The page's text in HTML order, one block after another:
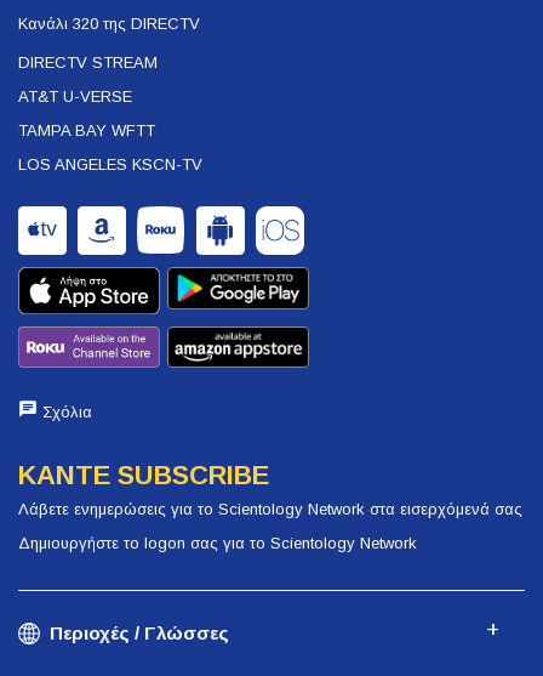
Κανάλι 320 της DIRECTV
DIRECTV STREAM
AT&T U-VERSE
TAMPA BAY WFTT
LOS ANGELES KSCN-TV
Σχόλια
ΚΑΝΤΕ SUBSCRIBE
Λάβετε ενημερώσεις για το Scientology Network στα εισερχόμενά σας
Δημιουργήστε το logon σας για το Scientology Network
Περιοχές / Γλώσσες